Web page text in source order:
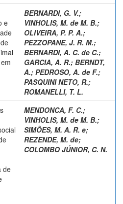
e
BERNARDI, G. V.;
VINHOLIS, M. de M. B.;
OLIVEIRA, P. P. A.;
PEZZOPANE, J. R. M.;
BERNARDI, A. C. de C.;
GARCIA, A. R.; BERNDT,
A.; PEDROSO, A. de F.;
PASQUINI NETO, R.;
ROMANELLI, T. L.
de
MENDONCA, F. C.;
VINHOLIS, M. de M. B.;
SIMÕES, M. A. R. e;
REZENDE, M. de;
COLOMBO JÚNIOR, C. N.